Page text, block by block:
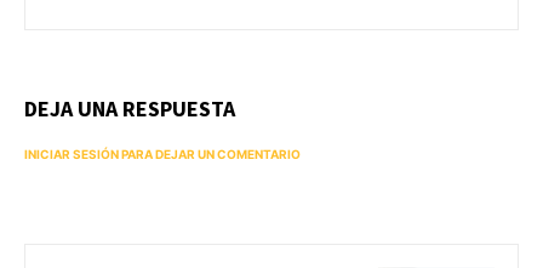
DEJA UNA RESPUESTA
INICIAR SESIÓN PARA DEJAR UN COMENTARIO